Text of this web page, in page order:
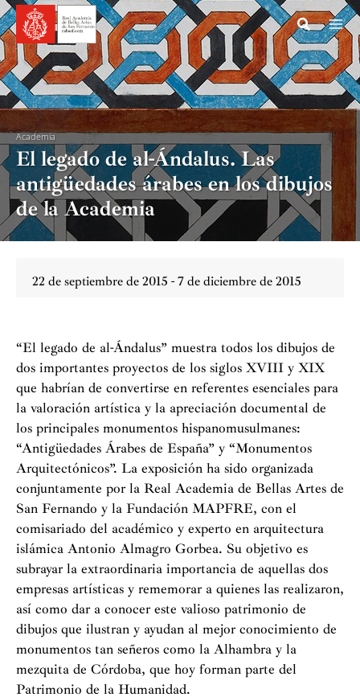
Ir
al
contenido
Academia
El legado de al-Ándalus. Las
antigüedades árabes en los dibujos
de la Academia
22 de septiembre de 2015 - 7 de diciembre de 2015
“El legado de al-Ándalus” muestra todos los dibujos de
dos importantes proyectos de los siglos XVIII y XIX
que habrían de convertirse en referentes esenciales para
la valoración artística y la apreciación documental de
los principales monumentos hispanomusulmanes:
“Antigüedades Árabes de España” y “Monumentos
Arquitectónicos”. La exposición ha sido organizada
conjuntamente por la Real Academia de Bellas Artes de
San Fernando y la Fundación MAPFRE, con el
comisariado del académico y experto en arquitectura
islámica Antonio Almagro Gorbea. Su objetivo es
subrayar la extraordinaria importancia de aquellas dos
empresas artísticas y rememorar a quienes las realizaron,
así como dar a conocer este valioso patrimonio de
dibujos que ilustran y ayudan al mejor conocimiento de
monumentos tan señeros como la Alhambra y la
mezquita de Córdoba, que hoy forman parte del
Patrimonio de la Humanidad.